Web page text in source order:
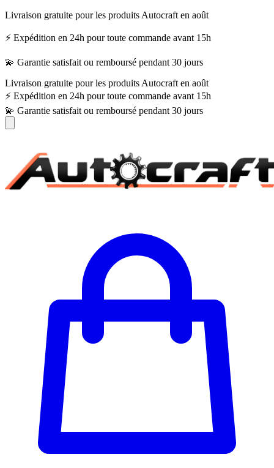
Livraison gratuite pour les produits Autocraft en août
⚡ Expédition en 24h pour toute commande avant 15h
💫 Garantie satisfait ou remboursé pendant 30 jours
Livraison gratuite pour les produits Autocraft en août
⚡ Expédition en 24h pour toute commande avant 15h
💫 Garantie satisfait ou remboursé pendant 30 jours